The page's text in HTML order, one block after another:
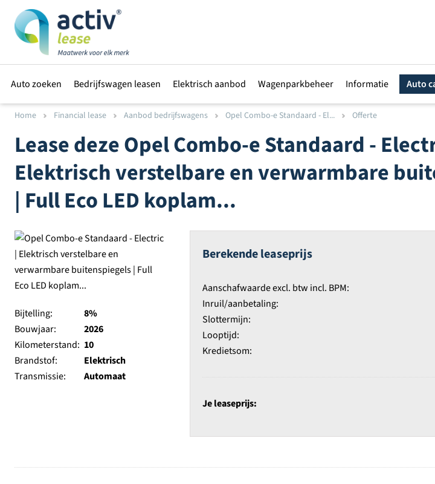
Auto zoeken Bedrijfswagen leasen Elektrisch aanbod Wagenparkbeheer Informatie Auto
Home Financial lease Aanbod bedrijfswagens Opel Combo-e Standaard - El... Offerte
Lease dezeOpelCombo-e Standaard -
Elektrisch verstelbare en verwarmbare
| Full Eco LED koplam...
Bijtelling:
8%
Bouwjaar:
2026
Kilometerstand: 10
Brandstof:
Elektrisch
Transmissie:
Automaat
Berekende leaseprijs
Aanschafwaarde excl. btw incl. BPM:
Inruil/aanbetaling:
Slottermijn:
Looptijd:
Kredietsom:
Je leaseprijs: